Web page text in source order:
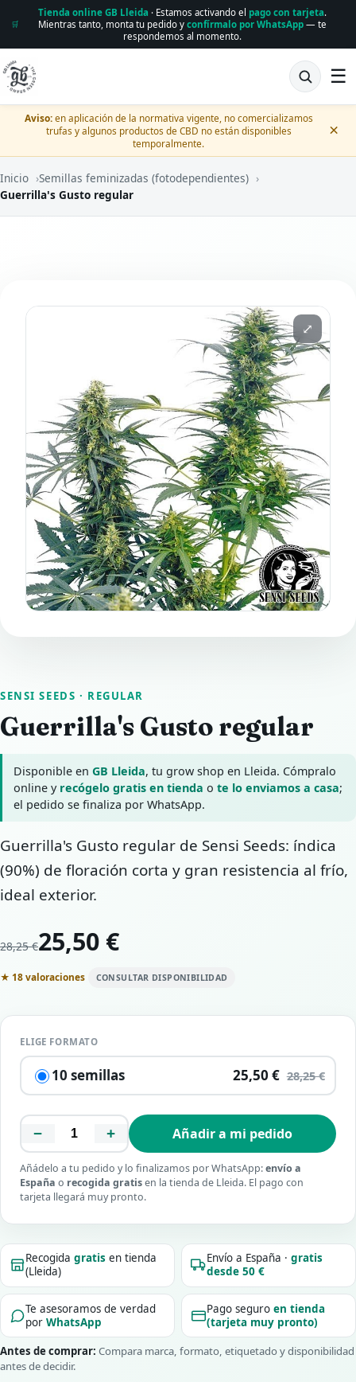
🛒
Tienda online GB Lleida · Estamos activando el pago con tarjeta.
Mientras tanto, monta tu pedido y confírmalo por WhatsApp— te
respondemos al momento.
☰
Aviso:en aplicación de la normativa vigente, no comercializamos
trufas y algunos productos de CBD no están disponibles
temporalmente.
×
Inicio ›Semillas feminizadas (fotodependientes) ›
Guerrilla's Gusto regular
⤢
SENSI SEEDS · REGULAR
Guerrilla's Gusto regular
Disponible enGB Lleida, tu grow shop en Lleida. Cómpralo
online y recógelo gratis en tienda ote lo enviamos a casa;
el pedido se finaliza por WhatsApp.
Guerrilla's Gusto regular de Sensi Seeds: índica
(90%) de floración corta y gran resistencia al frío,
ideal exterior.
28,25 €25,50 €
★ 18 valoraciones CONSULTAR DISPONIBILIDAD
ELIGE FORMATO
10 semillas 25,50 € 28,25 €
− + Añadir a mi pedido
Añádelo a tu pedido y lo finalizamos por WhatsApp:envío a
España o recogida gratisen la tienda de Lleida. El pago con
tarjeta llegará muy pronto.
Recogidagratis en tienda
(Lleida)
Envío a España ·gratis
desde 50 €
Te asesoramos de verdad
porWhatsApp
Pago seguroen tienda
(tarjeta muy pronto)
Antes de comprar: Compara marca, formato, etiquetado y disponibilidad
antes de decidir.